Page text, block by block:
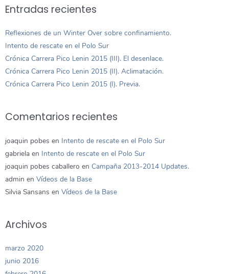
Entradas recientes
Reflexiones de un Winter Over sobre confinamiento.
Intento de rescate en el Polo Sur
Crónica Carrera Pico Lenin 2015 (III). El desenlace.
Crónica Carrera Pico Lenin 2015 (II). Aclimatación.
Crónica Carrera Pico Lenin 2015 (I). Previa.
Comentarios recientes
joaquin pobes en Intento de rescate en el Polo Sur
gabriela en Intento de rescate en el Polo Sur
joaquin pobes caballero en Campaña 2013-2014 Updates.
admin en Vídeos de la Base
Silvia Sansans en Vídeos de la Base
Archivos
marzo 2020
junio 2016